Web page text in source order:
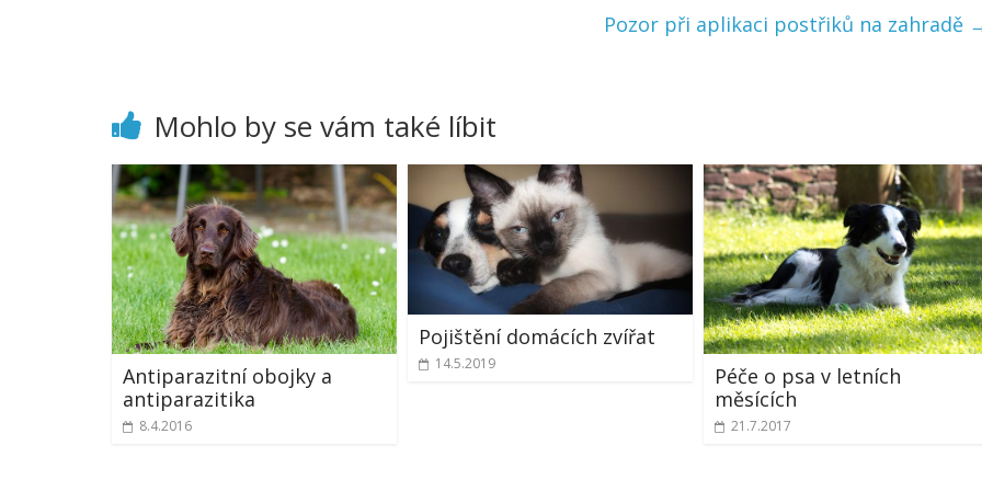
Pozor při aplikaci postřiků na zahradě
Mohlo by se vám také líbit
Antiparazitní obojky a
antiparazitika
8.4.2016
Pojištění domácích zvířat
14.5.2019
Péče o psa v letních
měsících
21.7.2017